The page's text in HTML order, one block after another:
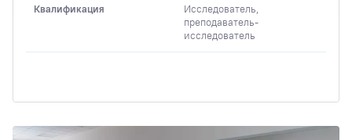
Квалификация
Исследователь,
преподаватель-
исследователь